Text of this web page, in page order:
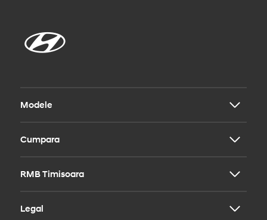
Modele
i20
i30 Fastback
KONA
Cumpara
Modele
RMB Timisoara
Echipa
Legal